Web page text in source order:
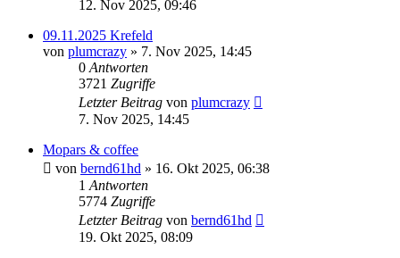
12. Nov 2025, 09:46
09.11.2025 Krefeld
von plumcrazy » 7. Nov 2025, 14:45
0 Antworten
3721 Zugriffe
Letzter Beitrag von plumcrazy
7. Nov 2025, 14:45
Mopars & coffee
von bernd61hd » 16. Okt 2025, 06:38
1 Antworten
5774 Zugriffe
Letzter Beitrag von bernd61hd
19. Okt 2025, 08:09